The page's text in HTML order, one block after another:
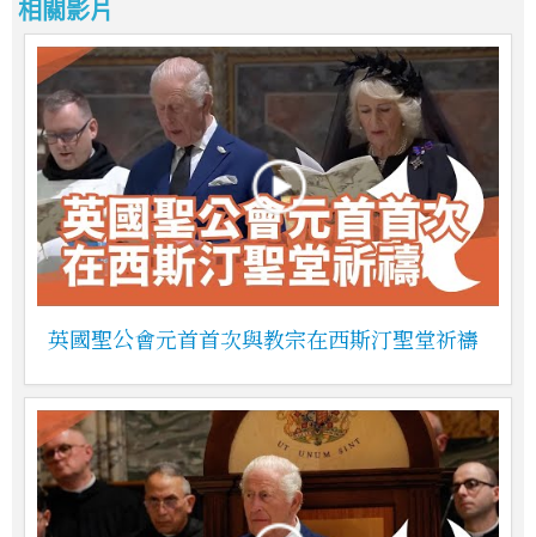
相關影片
英國聖公會元首首次與教宗在西斯汀聖堂祈禱